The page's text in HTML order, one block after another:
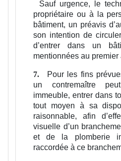
Sauf urgence, le
propriétaire ou à la
bâtiment, un préavis
son intention de
d’entrer dans un
mentionnées au premier
7.
Pour les fins
un contremaître
immeuble, entrer dans
tout moyen à sa
raisonnable, afin
visuelle d’un
et de la plomberie
raccordée à ce